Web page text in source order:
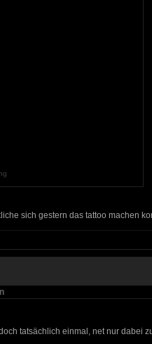
sich gestern das tattoo machen
tatsächlich einmal, net nur dabei